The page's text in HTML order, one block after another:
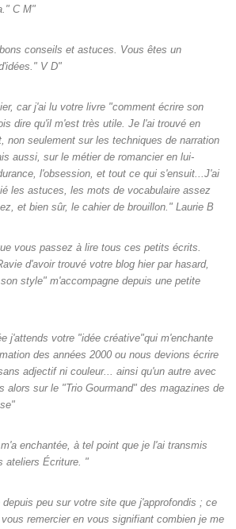
C M"
conseils et astuces. Vous êtes un
V D"
car j'ai lu votre livre "comment écrire son
dire qu'il m'est très utile. Je l'ai trouvé en
non seulement sur les techniques de narration
aussi, sur le métier de romancier en lui-
l'obsession, et tout ce qui s'ensuit...J'ai
les astuces, les mots de vocabulaire assez
et bien sûr, le cahier de brouillon." Laurie B
vous passez à lire tous ces petits écrits.
d'avoir trouvé votre blog hier par hasard,
style" m'accompagne depuis une petite
j'attends votre "idée créative"qui m'enchante
des années 2000 ou nous devions écrire
adjectif ni couleur... ainsi qu'un autre avec
alors sur le "Trio Gourmand" des magazines de
enchantée, à tel point que je l'ai transmis
ateliers Écriture. "
peu sur votre site que j'approfondis ; ce
remercier en vous signifiant combien je me